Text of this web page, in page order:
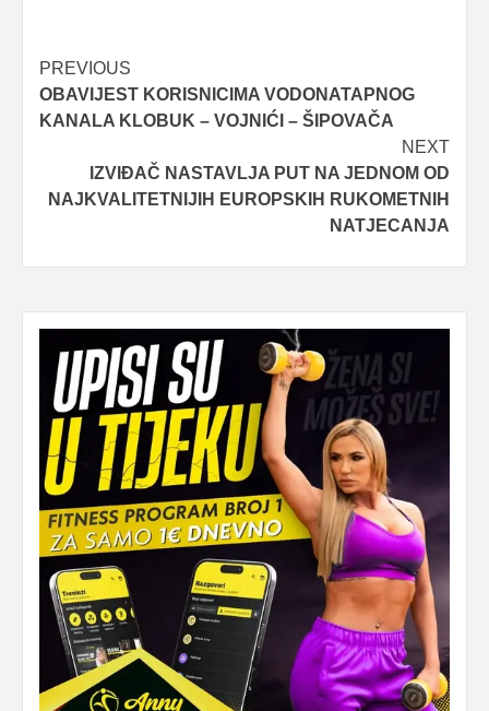
Post
navigation
PREVIOUS
OBAVIJEST KORISNICIMA VODONATAPNOG
KANALA KLOBUK – VOJNIĆI – ŠIPOVAČA
NEXT
IZVIĐAČ NASTAVLJA PUT NA JEDNOM OD
NAJKVALITETNIJIH EUROPSKIH RUKOMETNIH
NATJECANJA